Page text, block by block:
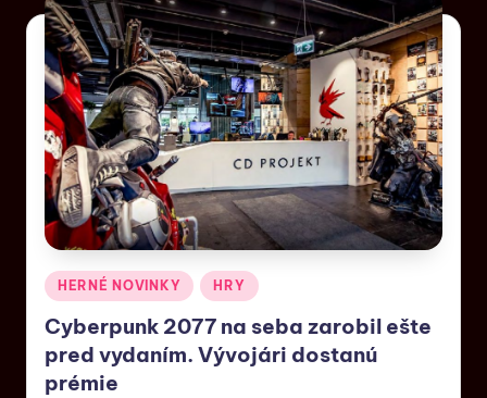
HERNÉ NOVINKY HRY
Cyberpunk 2077 na seba zarobil ešte
pred vydaním. Vývojári dostanú
prémie